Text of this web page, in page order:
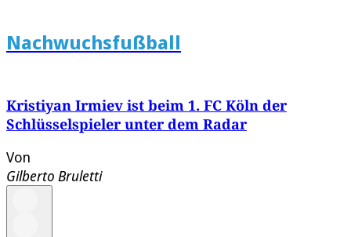
Nachwuchsfußball
Kristiyan Irmiev ist beim 1. FC Köln der
Schlüsselspieler unter dem Radar
Von
Gilberto Bruletti